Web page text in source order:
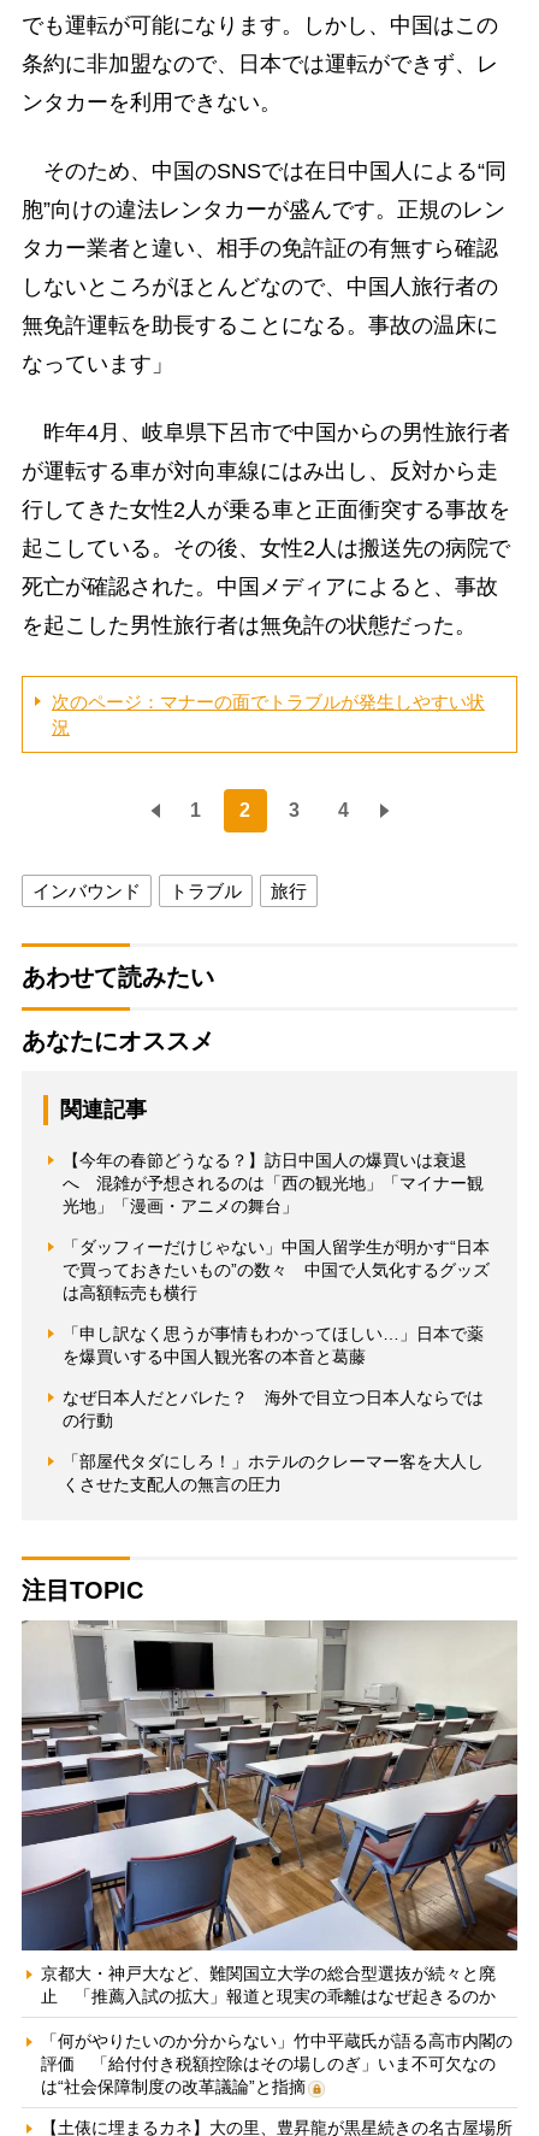
でも運転が可能になります。しかし、中国はこの
条約に非加盟なので、日本では運転ができず、レ
ンタカーを利用できない。
そのため、中国のSNSでは在日中国人による“同
胞”向けの違法レンタカーが盛んです。正規のレン
タカー業者と違い、相手の免許証の有無すら確認
しないところがほとんどなので、中国人旅行者の
無免許運転を助長することになる。事故の温床に
なっています」
昨年4月、岐阜県下呂市で中国からの男性旅行者
が運転する車が対向車線にはみ出し、反対から走
行してきた女性2人が乗る車と正面衝突する事故を
起こしている。その後、女性2人は搬送先の病院で
死亡が確認された。中国メディアによると、事故
を起こした男性旅行者は無免許の状態だった。
次のページ：マナーの面でトラブルが発生しやすい状
況
1 2 3 4
インバウンド トラブル 旅行
あわせて読みたい
あなたにオススメ
関連記事
【今年の春節どうなる？】訪日中国人の爆買いは衰退
へ 混雑が予想されるのは「西の観光地」「マイナー観
光地」「漫画・アニメの舞台」
「ダッフィーだけじゃない」中国人留学生が明かす“日本
で買っておきたいもの”の数々 中国で人気化するグッズ
は高額転売も横行
「申し訳なく思うが事情もわかってほしい…」日本で薬
を爆買いする中国人観光客の本音と葛藤
なぜ日本人だとバレた？ 海外で目立つ日本人ならでは
の行動
「部屋代タダにしろ！」ホテルのクレーマー客を大人し
くさせた支配人の無言の圧力
注目TOPIC
京都大・神戸大など、難関国立大学の総合型選抜が続々と廃
止 「推薦入試の拡大」報道と現実の乖離はなぜ起きるのか
「何がやりたいのか分からない」竹中平蔵氏が語る高市内閣の
評価 「給付付き税額控除はその場しのぎ」いま不可欠なの
は“社会保障制度の改革議論”と指摘
【土俵に埋まるカネ】大の里、豊昇龍が黒星続きの名古屋場所